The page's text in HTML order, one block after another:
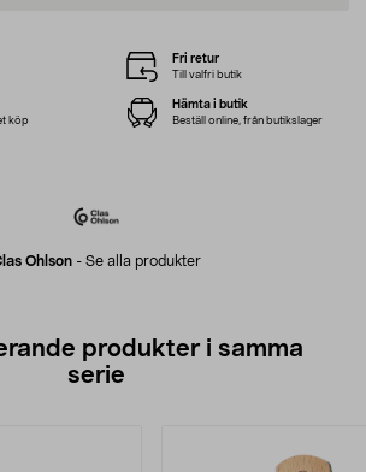
Ohlson - Se alla produkter
Fri retur
Till valfri butik
köp
Hämta i butik
Beställ online, från butikslager
produkter i samma
serie